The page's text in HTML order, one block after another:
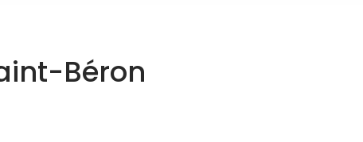
Béron